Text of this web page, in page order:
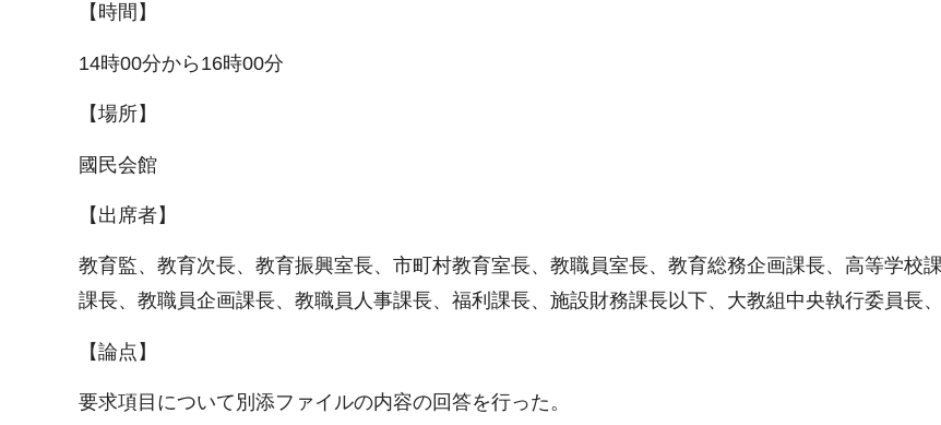
【時間】
14時00分から16時00分
【場所】
國民会館
【出席者】
教育監、教育次長、教育振興室長、市町村教育室長、教職員室長、教育総務企画課長、高等学校
課長、教職員企画課長、教職員人事課長、福利課長、施設財務課長以下、大教組中央執行委員長
【論点】
要求項目について別添ファイルの内容の回答を行った。